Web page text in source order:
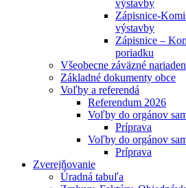
výstavby
Zápisnice-
výstavby
Zápisnice –
poriadku
Všeobecne záväzné
Základné dokumenty obce
Voľby a referendá
Referendum 2026
Voľby do orgánov
Príprava
Voľby do orgánov
Príprava
Zverejňovanie
Úradná tabuľa